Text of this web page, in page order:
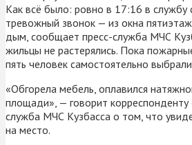
Как всё было: ровно в 17:16 в службу
тревожный звонок — из окна
дым, сообщает пресс-служба МЧС
жильцы не растерялись. Пока
пять человек самостоятельно
«Обгорела мебель, оплавился
площади», — говорит
служба МЧС Кузбасса о том, что
на место.